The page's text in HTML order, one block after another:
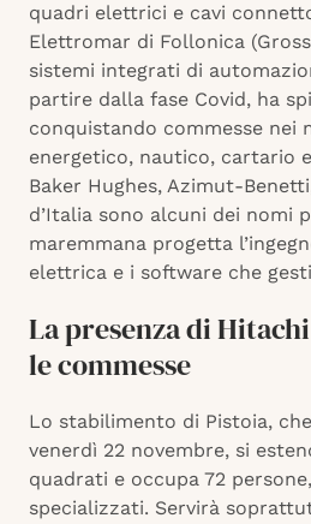
quadri elettrici e cavi
Elettromar di Follonica
sistemi integrati di
partire dalla fase Covid, ha
conquistando commesse nei
energetico, nautico, cartario
Baker Hughes, Azimut-
d’Italia sono alcuni dei nomi
maremmana progetta
elettrica e i software che
La presenza di
le commesse
Lo stabilimento di Pistoia,
venerdì 22 novembre, si
quadrati e occupa 72
specializzati. Servirà